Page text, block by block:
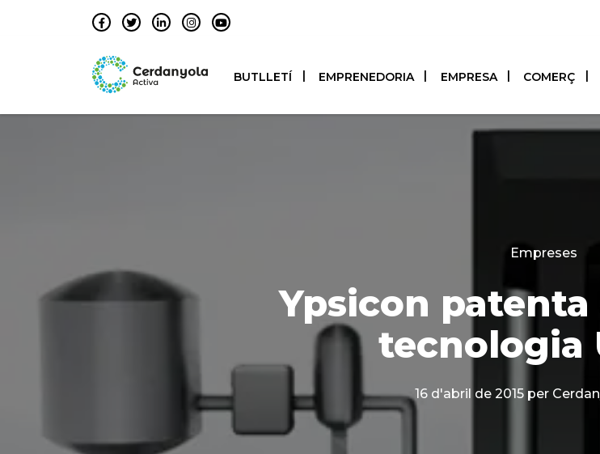
BUTLLETÍ EMPRENEDORIA EMPRESA COMERÇ
Empreses
Ypsicon patenta
tecnologia
16 d'abril de 2015 per